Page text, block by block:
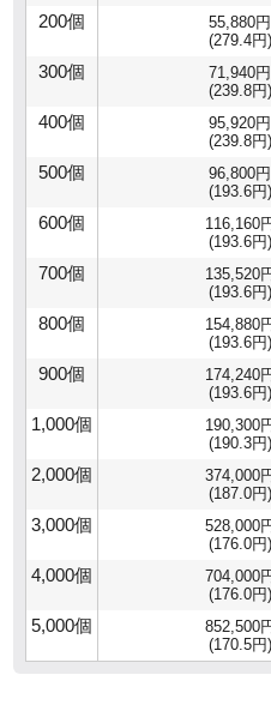
200個
55,880円
(279.4円)
300個
71,940円
(239.8円)
400個
95,920円
(239.8円)
500個
96,800円
(193.6円)
600個
116,160
(193.6円)
700個
135,520
(193.6円)
800個
154,880
(193.6円)
900個
174,240
(193.6円)
1,000個
190,300
(190.3円)
2,000個
374,000
(187.0円)
3,000個
528,000
(176.0円)
4,000個
704,000
(176.0円)
5,000個
852,500
(170.5円)